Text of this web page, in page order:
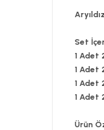
Set
1 Adet
1 Adet
1 Adet
1 Adet
Ürün